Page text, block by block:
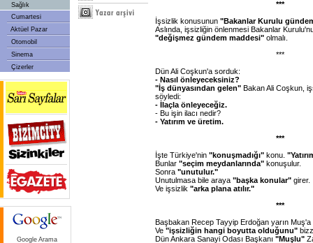
Sağlık
Cumartesi
Aktüel Pazar
Otomobil
Sinema
Çizerler
Google Arama
***
İşsizlik konusunun "Bakanlar Kurulu
Aslında, işsizliğin önlenmesi Bakanlar
"değişmez gündem maddesi" olmalı.
***
Dün Ali Coşkun'a sorduk:
- Nasıl önleyeceksiniz?
"İş dünyasından gelen" Bakan Ali Coşkun,
söyledi:
- İlaçla önleyeceğiz.
- Bu işin ilacı nedir?
- Yatırım ve üretim.
***
İşte Türkiye'nin "konuşmadığı" konu.
Bunlar "seçim meydanlarında" konuşulur.
Sonra "unutulur."
Unutulmasa bile araya "başka konular" girer.
Ve işsizlik "arka plana atılır."
***
Başbakan Recep Tayyip Erdoğan yarın
Ve "işsizliğin hangi boyutta olduğunu"
Dün Ankara Sanayi Odası Başkanı "Muşlu"